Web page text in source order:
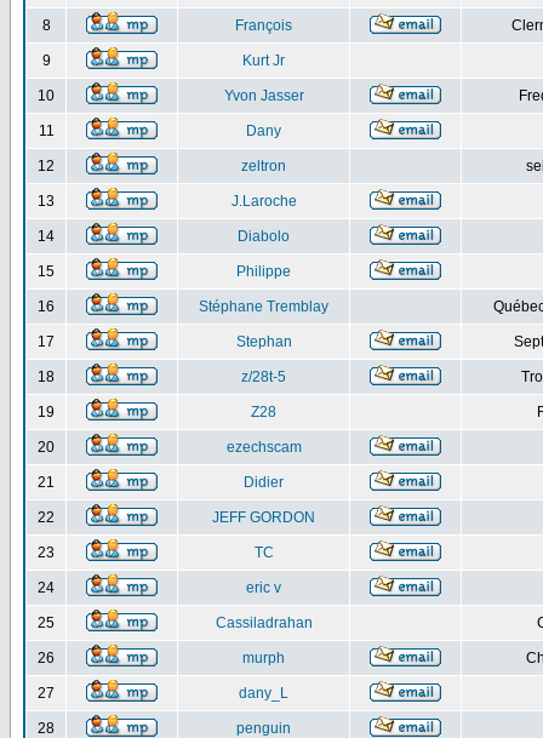
8 François
9 Kurt Jr
10 Yvon Jasser
11 Dany
12 zeltron
13 J.Laroche
14 Diabolo
15 Philippe
16 Stéphane Tremblay
17 Stephan
18 z/28t-5
19 Z28
20 ezechscam
21 Didier
22 JEFF GORDON
23 TC
24 eric v
25 Cassiladrahan
26 murph
27 dany_L
28 penguin